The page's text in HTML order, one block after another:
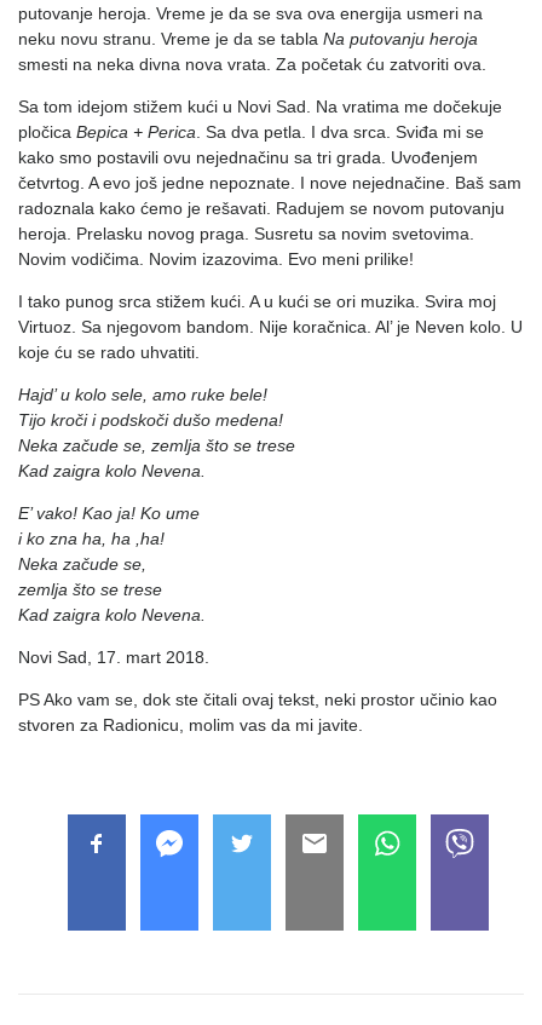
putovanje heroja. Vreme je da se sva ova energija usmeri na
neku novu stranu. Vreme je da se tabla Na putovanju heroja
smesti na neka divna nova vrata. Za početak ću zatvoriti ova.
Sa tom idejom stižem kući u Novi Sad. Na vratima me dočekuje
pločica Bepica + Perica . Sa dva petla. I dva srca. Sviđa mi se
kako smo postavili ovu nejednačinu sa tri grada. Uvođenjem
četvrtog. A evo još jedne nepoznate. I nove nejednačine. Baš sam
radoznala kako ćemo je rešavati. Radujem se novom putovanju
heroja. Prelasku novog praga. Susretu sa novim svetovima.
Novim vodičima. Novim izazovima. Evo meni prilike!
I tako punog srca stižem kući. A u kući se ori muzika. Svira moj
Virtuoz. Sa njegovom bandom. Nije koračnica. Al’ je Neven kolo. U
koje ću se rado uhvatiti.
Hajd’ u kolo sele, amo ruke bele!
Tijo kroči i podskoči dušo medena!
Neka začude se, zemlja što se trese
Kad zaigra kolo Nevena.
E’ vako! Kao ja! Ko ume
i ko zna ha, ha ,ha!
Neka začude se,
zemlja što se trese
Kad zaigra kolo Nevena
Novi Sad, 17. mart 2018.
PS Ako vam se, dok ste čitali ovaj tekst, neki prostor učinio kao
stvoren za Radionicu, molim vas da mi javite.